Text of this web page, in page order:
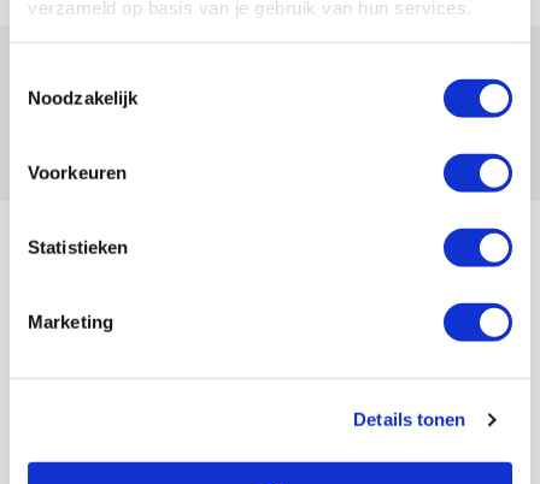
verzameld op basis van je gebruik van hun services.
Noodzakelijk
Voorkeuren
Statistieken
Marketing
Details tonen
ik wissels erin bracht’
NIEUWS
AUG
Selectiedag ballenjongens/-meiden
[VOL]
Geef Mij Maar Amsterdam